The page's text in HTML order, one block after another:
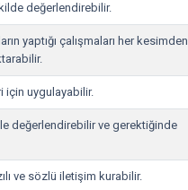
değerlendirebilir.
yaptığı çalışmaları her kesimden
için uygulayabilir.
değerlendirebilir ve gerektiğinde
ve sözlü iletişim kurabilir.